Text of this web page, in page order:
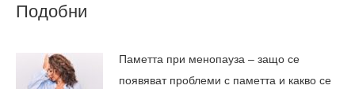
Подобни
Паметта при менопауза – защо се
появяват проблеми с паметта и какво се